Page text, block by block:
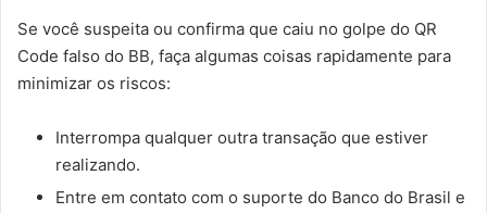
Se você suspeita ou confirma que caiu no golpe do QR
Code falso do BB, faça algumas coisas rapidamente para
minimizar os riscos:
Interrompa qualquer outra transação que estiver
realizando.
Entre em contato com o suporte do Banco do Brasil e